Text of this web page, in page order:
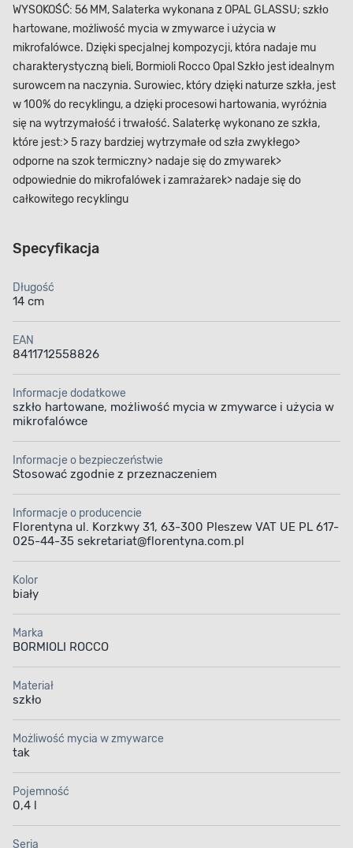
WYSOKOŚĆ: 56 MM, Salaterka wykonana z OPAL GLASSU; szkło
hartowane, możliwość mycia w zmywarce i użycia w
mikrofalówce. Dzięki specjalnej kompozycji, która nadaje mu
charakterystyczną bieli, Bormioli Rocco Opal Szkło jest idealnym
surowcem na naczynia. Surowiec, który dzięki naturze szkła, jest
w 100% do recyklingu, a dzięki procesowi hartowania, wyróżnia
się na wytrzymałość i trwałość. Salaterkę wykonano ze szkła,
które jest:> 5 razy bardziej wytrzymałe od szła zwykłego>
odporne na szok termiczny> nadaje się do zmywarek>
odpowiednie do mikrofalówek i zamrażarek> nadaje się do
całkowitego recyklingu
Specyfikacja
Długość
14 cm
EAN
8411712558826
Informacje dodatkowe
szkło hartowane, możliwość mycia w zmywarce i użycia w
mikrofalówce
Informacje o bezpieczeństwie
Stosować zgodnie z przeznaczeniem
Informacje o producencie
Florentyna ul. Korzkwy 31, 63-300 Pleszew VAT UE PL 617-
025-44-35 sekretariat@florentyna.com.pl
Kolor
biały
Marka
BORMIOLI ROCCO
Materiał
szkło
Możliwość mycia w zmywarce
tak
Pojemność
0,4 l
Seria